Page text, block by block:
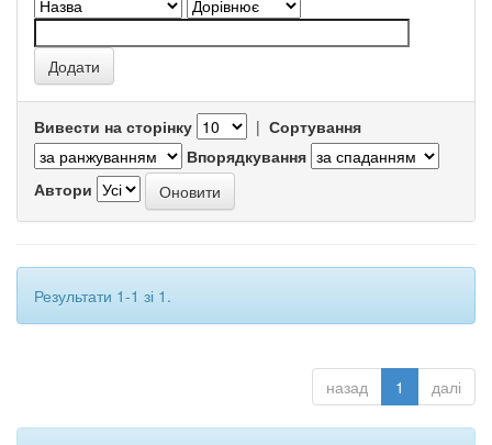
Вивести на сторінку | Сортування
Впорядкування
Автори
Результати 1-1 зі 1.
назад 1 далі